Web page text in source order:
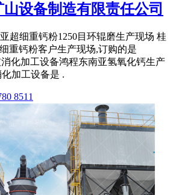
设备制造有限责任公司
超细重钙粉1250目环辊磨生产现场 桂
重钙粉客户生产现场,订购的是
化加工设备鸿程东南亚氢氧化钙生产
加工设备是 .
8511